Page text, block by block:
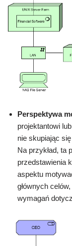
Perspektywa
projektantowi
nie skupiając
Na przykład, ta
przedstawienia
aspektu
głównych
wymagań